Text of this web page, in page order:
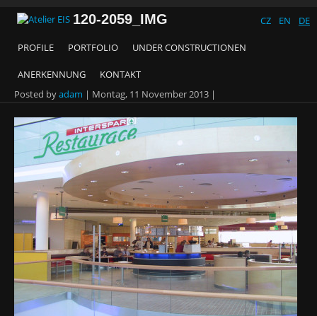
CZ EN DE
PROFILE PORTFOLIO UNDER CONSTRUCTIONEN
ANERKENNUNG KONTAKT
120-2059_IMG
Posted byadam | Montag, 11 November 2013 |